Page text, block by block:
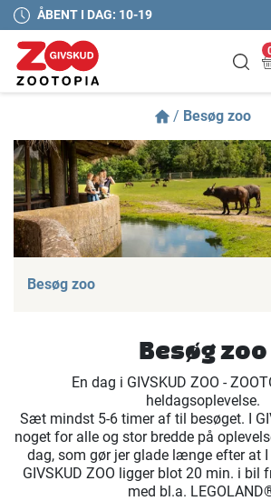
ÅBENT I DAG: 10-19
/ Besøg zoo
Besøg zoo
Besøg zoo
En dag i GIVSKUD ZOO -
heldagsoplevelse.
Sæt mindst 5-6 timer af til besøget. I
noget for alle og stor bredde på
dag, som gør jer glade længe efter at
GIVSKUD ZOO ligger blot 20 min. i bil
med bl.a.